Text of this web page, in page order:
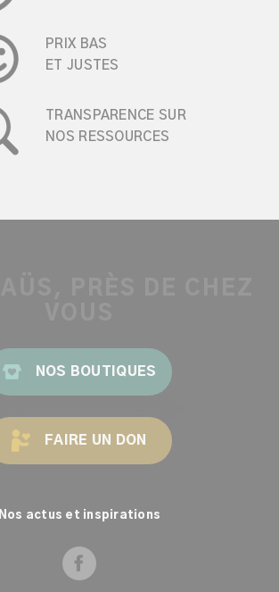
PRIX BAS
ET JUSTES
TRANSPARENCE SUR
NOS RESSOURCES
NOS BOUTIQUES
FAIRE UN DON
Nos actus et inspirations